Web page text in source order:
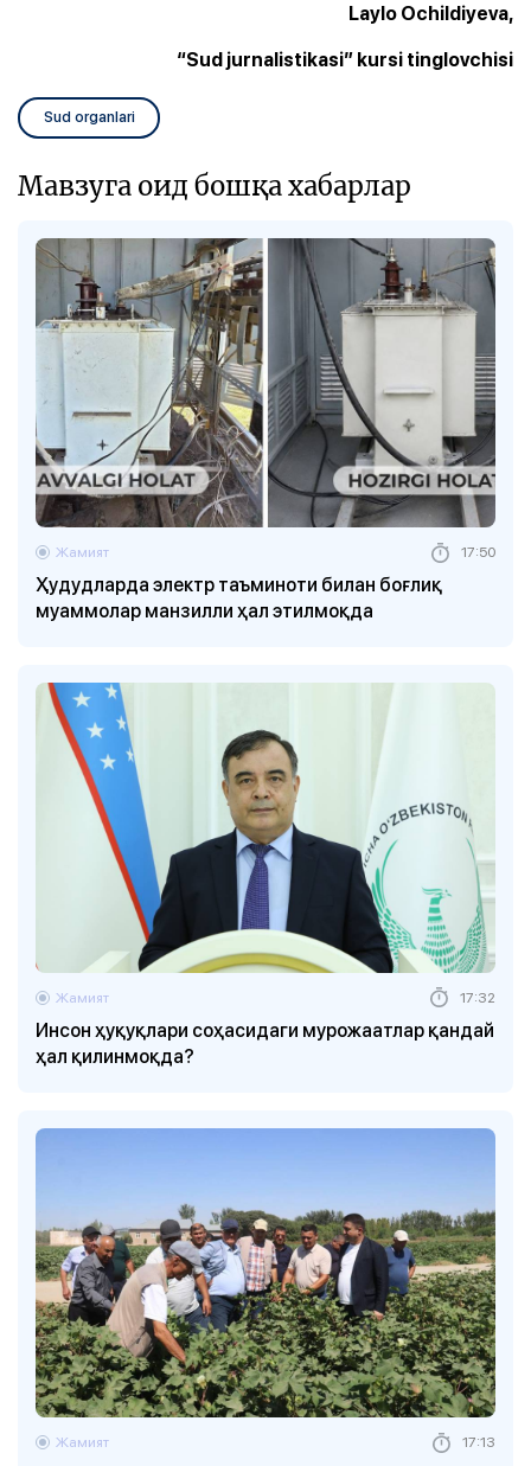
Laylo Ochildiyeva,
“Sud jurnalistikasi” kursi tinglovchisi
Sud organlari
Мавзуга оид бошқа хабарлар
Ҳудудларда электр таъминоти билан боғлиқ
муаммолар манзилли ҳал этилмоқда
Жамият 17:50
Инсон ҳуқуқлари соҳасидаги мурожаатлар қандай
ҳал қилинмоқда?
Жамият 17:32
Жамият 17:13